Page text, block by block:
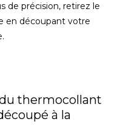
de précision, retirez le
en découpant votre
thermocollant
à la